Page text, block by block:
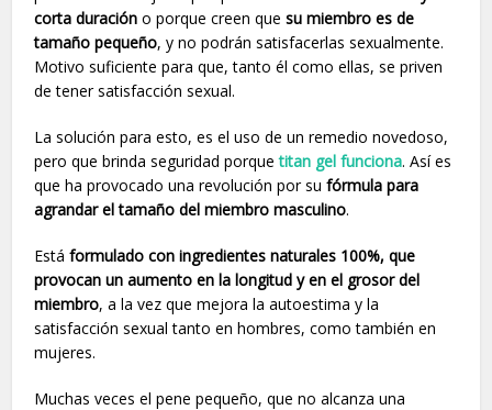
corta duración o porque creen quesu miembro es de
tamaño pequeño, y no podrán satisfacerlas sexualmente.
Motivo suficiente para que, tanto él como ellas, se priven
de tener satisfacción sexual.
La solución para esto, es el uso de un remedio novedoso,
pero que brinda seguridad porquetitan gel funciona. Así es
que ha provocado una revolución por sufórmula para
agrandar el tamaño del miembro masculino.
Estáformulado con ingredientes naturales 100%, que
provocan un aumento en la longitud y en el grosor del
miembro, a la vez que mejora la autoestima y la
satisfacción sexual tanto en hombres, como también en
mujeres.
Muchas veces el pene pequeño, que no alcanza una